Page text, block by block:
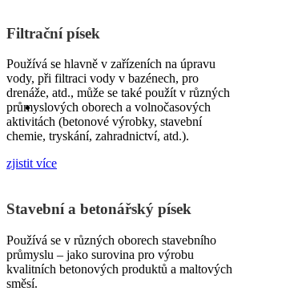
Filtrační písek
Používá se hlavně v zařízeních na úpravu
vody, při filtraci vody v bazénech, pro
drenáže, atd., může se také použít v různých
průmyslových oborech a volnočasových
aktivitách (betonové výrobky, stavební
chemie, tryskání, zahradnictví, atd.).
zjistit více
Stavební a betonářský písek
Používá se v různých oborech stavebního
průmyslu – jako surovina pro výrobu
kvalitních betonových produktů a maltových
směsí.